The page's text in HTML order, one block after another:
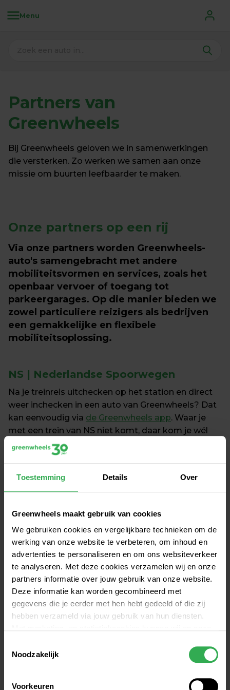
Toestemming Details Over
Greenwheels maakt gebruik van cookies
We gebruiken cookies en vergelijkbare technieken om de
werking van onze website te verbeteren, om inhoud en
advertenties te personaliseren en om ons websiteverkeer
te analyseren. Met deze cookies verzamelen wij en onze
partners informatie over jouw gebruik van onze website.
Deze informatie kan worden gecombineerd met
gegevens die je eerder met hen hebt gedeeld of die zij
hebben verzameld via jouw gebruik van hun diensten.
onze website aan de hand van unieke identificatoren,
zoals je IP-adres. Hiermee stellen we een profiel op om
advertenties beter af te stemmen op jouw voorkeuren.
Noodzakelijk
Voorkeuren
Menu
Partners van
Greenwheels
Bij Greenwheels geloven we in samenwerkingen
die versterken. Zo werken we samen aan onze
missie om buurten leefbaarder te maken.
Onze partners op een rij
Via onze partners worden Greenwheels-
auto's samengebracht met andere
mobiliteitsvormen en services, zoals het
openbaar vervoer of toegang tot
parkeergarages. Op die manier bieden we
zowel particuliere reizigers als bedrijven
een gemakkelijke en flexibele
mobiliteitsoplossing.
NS | Nederlandse Spoorwegen
Na je treinreis uitchecken op het station en direct
weer inchecken in een auto van Greenwheels? Dat
kan eenvoudig via de Greenwheels app. Waar je
met een trein van NS niet komt, daar kom je wél
met een deelauto van Greenwheels. De
Greenwheels app is je autosleutel.
ANWB
Betaalbare mobiliteit is een speerpunt bij onze
partner ANWB. Daarom kun je als ANWB-lid je
aanmelden voor het Regelmatig-tarief zonder
maandelijkse kosten en krijg je korting op de uur-
en kilometerprijs (meer informatie via de button).